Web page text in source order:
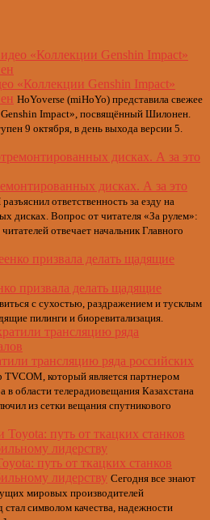
«Коллекции Genshin Impact»
HoYoverse (miHoYo) представила свежее
Genshin Impact», посвящённый Шилонен.
9 октября, в день выхода версии 5.
дисках. А за это
ответственность за езду на
дисках. Вопрос от читателя «За рулем»:
отвечает начальник Главного
призвала делать щадящие
с сухостью, раздражением и тусклым
пилинги и биоревитализация.
трансляцию ряда российских
TVCOM, который является партнером
в области телерадиовещания Казахстана
из сетки вещания спутникового
путь от ткацких станков
лидерству Сегодня все знают
мировых производителей
символом качества, надежности